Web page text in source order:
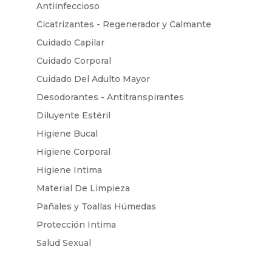
Antiinfeccioso
Cicatrizantes - Regenerador y Calmante
Cuidado Capilar
Cuidado Corporal
Cuidado Del Adulto Mayor
Desodorantes - Antitranspirantes
Diluyente Estéril
Higiene Bucal
Higiene Corporal
Higiene Intima
Material De Limpieza
Pañales y Toallas Húmedas
Protección Intima
Salud Sexual